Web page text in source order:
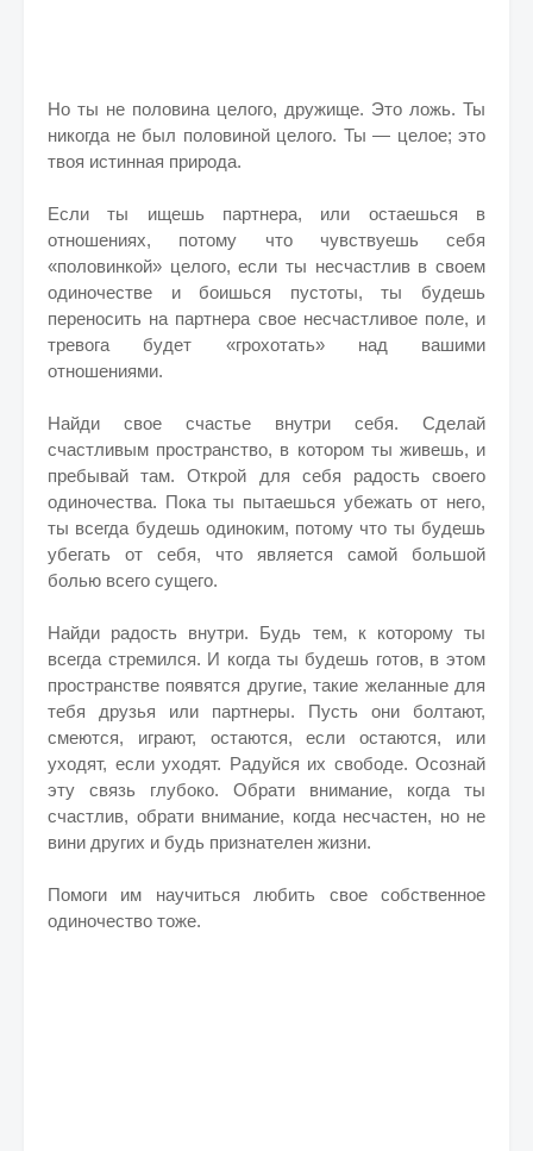
Но ты не половина целого, дружище. Это ложь. Ты
никогда не был половиной целого. Ты — целое; это
твоя истинная природа.
Если ты ищешь партнера, или остаешься в
отношениях, потому что чувствуешь себя
«половинкой» целого, если ты несчастлив в своем
одиночестве и боишься пустоты, ты будешь
переносить на партнера свое несчастливое поле, и
тревога будет «грохотать» над вашими
отношениями.
Найди свое счастье внутри себя. Сделай
счастливым пространство, в котором ты живешь, и
пребывай там. Открой для себя радость своего
одиночества. Пока ты пытаешься убежать от него,
ты всегда будешь одиноким, потому что ты будешь
убегать от себя, что является самой большой
болью всего сущего.
Найди радость внутри. Будь тем, к которому ты
всегда стремился. И когда ты будешь готов, в этом
пространстве появятся другие, такие желанные для
тебя друзья или партнеры. Пусть они болтают,
смеются, играют, остаются, если остаются, или
уходят, если уходят. Радуйся их свободе. Осознай
эту связь глубоко. Обрати внимание, когда ты
счастлив, обрати внимание, когда несчастен, но не
вини других и будь признателен жизни.
Помоги им научиться любить свое собственное
одиночество тоже.